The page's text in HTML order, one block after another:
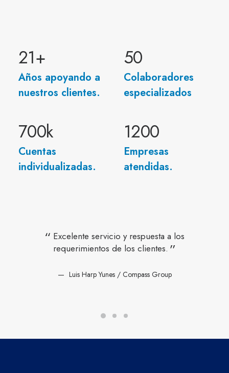
21+
Años apoyando a
nuestros clientes.
50
Colaboradores
especializados
700k
Cuentas
individualizadas.
1200
Empresas
atendidas.
Excelente servicio y respuesta a los
requerimientos de los clientes.
Luis Harp Yunes / Compass Group